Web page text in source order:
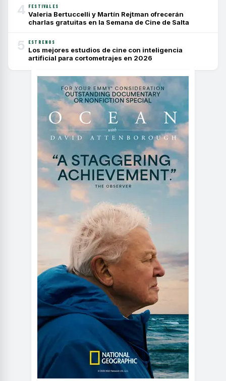
4 FESTIVALES
Valeria Bertuccelli y Martín Rejtman ofrecerán
charlas gratuitas en la Semana de Cine de Salta
5 ESTRENOS
Los mejores estudios de cine con inteligencia
artificial para cortometrajes en 2026